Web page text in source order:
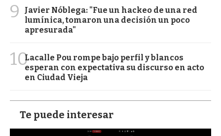
9
Javier Nóblega: "Fue un hackeo de una red
lumínica, tomaron una decisión un poco
apresurada"
10Lacalle Pou rompe bajo perfil y blancos
esperan con expectativa su discurso en acto
en Ciudad Vieja
Te puede interesar